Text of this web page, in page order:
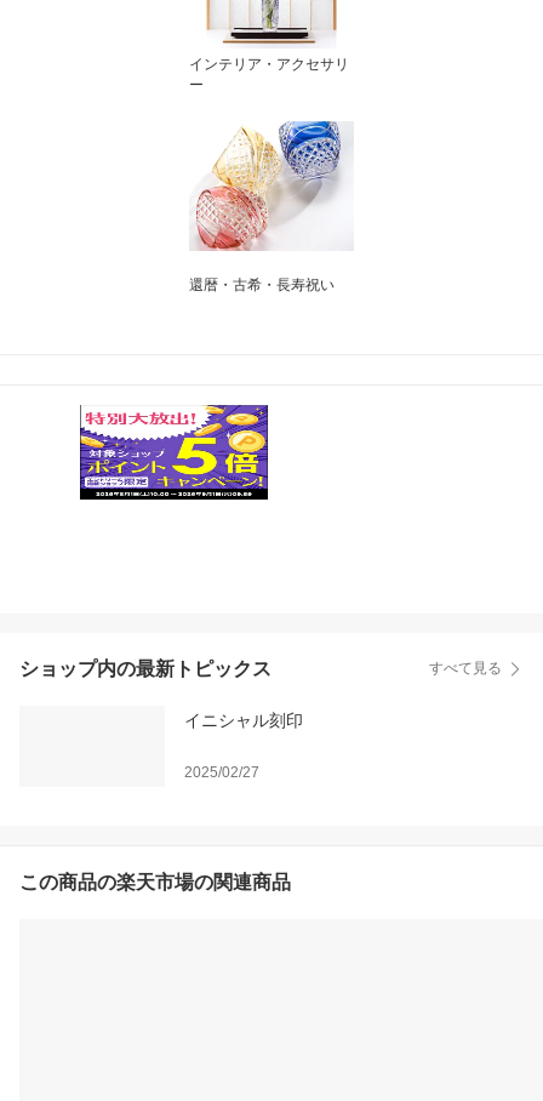
インテリア・アクセサリ
ー
還暦・古希・長寿祝い
ショップ内の最新トピックス すべて見る
イニシャル刻印
2025/02/27
この商品の楽天市場の関連商品